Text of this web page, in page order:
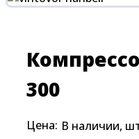
300
Цена: В наличии,